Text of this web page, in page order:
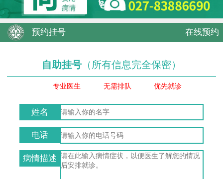
预约挂号 在线预约
自助挂号 （所有信息完全保密）
专业医生 无需排队 优先就诊
姓名
电话
病情描述